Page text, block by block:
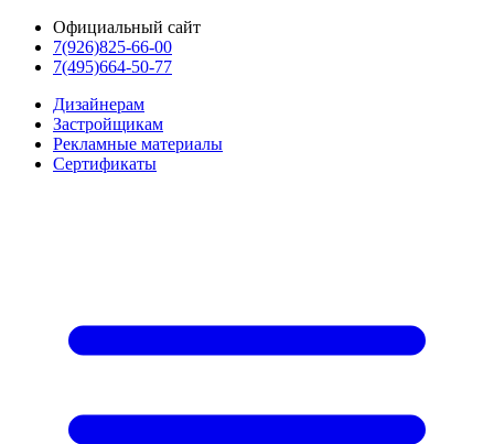
Официальный сайт
7(926)825-66-00
7(495)664-50-77
Дизайнерам
Застройщикам
Рекламные материалы
Сертификаты